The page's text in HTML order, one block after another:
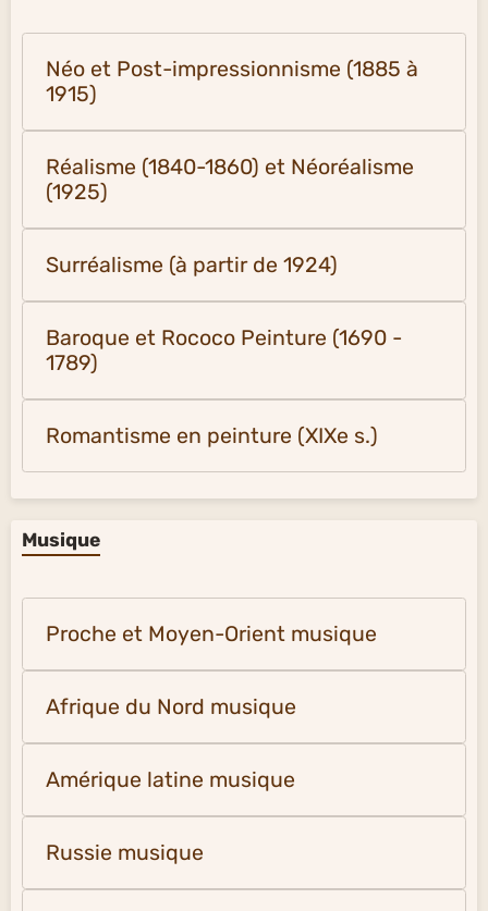
Néo et Post-impressionnisme (1885 à
1915)
Réalisme (1840-1860) et Néoréalisme
(1925)
Surréalisme (à partir de 1924)
Baroque et Rococo Peinture (1690 -
1789)
Romantisme en peinture (XIXe s.)
Musique
Proche et Moyen-Orient musique
Afrique du Nord musique
Amérique latine musique
Russie musique